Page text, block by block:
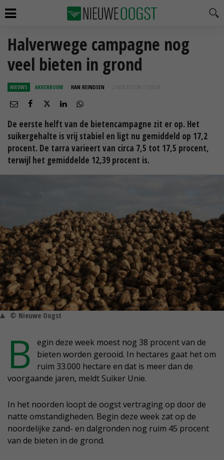
Halverwege campagne nog
veel bieten in grond
NIEUWS AKKERBOUW HAN REINDSEN 23 NOV 2017 OM 11:53
De eerste helft van de bietencampagne zit er op. Het
suikergehalte is vrij stabiel en ligt nu gemiddeld op 17,2
procent. De tarra varieert van circa 7,5 tot 17,5 procent,
terwijl het gemiddelde 12,39 procent is.
© Nieuwe Oogst
B
egin deze week moest nog 38 procent van de
bieten worden gerooid. In hectares gaat het om
ruim 33.000 hectare en dat is meer dan de
voorgaande jaren, meldt Suiker Unie.
In het noorden loopt de oogst vertraging op door de
natte omstandigheden. Begin deze week zat op de
noordelijke zand- en dalgronden nog ruim 45 procent
van de bieten in de grond.